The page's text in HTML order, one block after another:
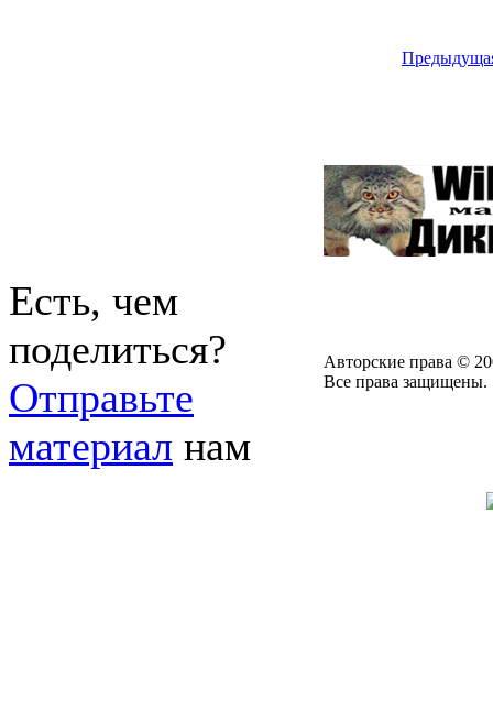
Есть, чем
поделиться?
Отправьте
материал нам
Авторские права ©
Все права защищены.